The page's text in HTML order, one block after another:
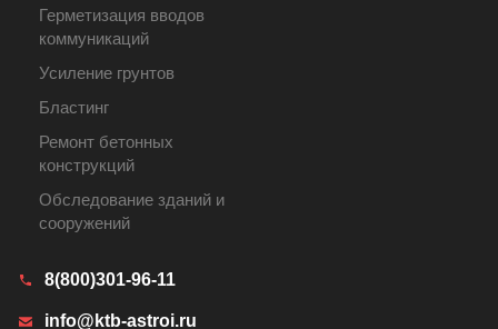
Герметизация вводов
коммуникаций
Усиление грунтов
Бластинг
Ремонт бетонных
конструкций
Обследование зданий и
сооружений
8(800)301-96-11
info@ktb-astroi.ru